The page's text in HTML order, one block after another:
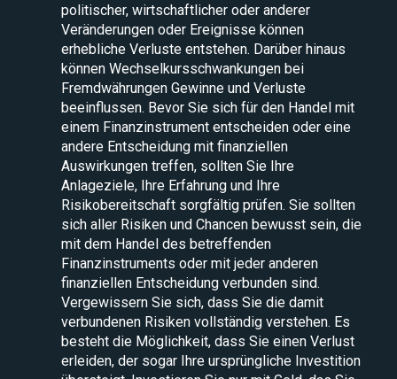
politischer, wirtschaftlicher oder anderer
Veränderungen oder Ereignisse können
erhebliche Verluste entstehen. Darüber hinaus
können Wechselkursschwankungen bei
Fremdwährungen Gewinne und Verluste
beeinflussen. Bevor Sie sich für den Handel mit
einem Finanzinstrument entscheiden oder eine
andere Entscheidung mit finanziellen
Auswirkungen treffen, sollten Sie Ihre
Anlageziele, Ihre Erfahrung und Ihre
Risikobereitschaft sorgfältig prüfen. Sie sollten
sich aller Risiken und Chancen bewusst sein, die
mit dem Handel des betreffenden
Finanzinstruments oder mit jeder anderen
finanziellen Entscheidung verbunden sind.
Vergewissern Sie sich, dass Sie die damit
verbundenen Risiken vollständig verstehen. Es
besteht die Möglichkeit, dass Sie einen Verlust
erleiden, der sogar Ihre ursprüngliche Investition